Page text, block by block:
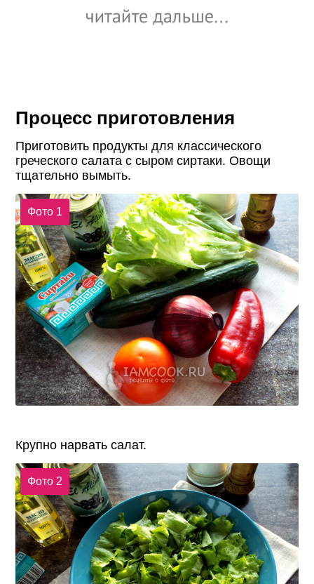
Процесс приготовления
Приготовить продукты для классического
греческого салата с сыром сиртаки. Овощи
тщательно вымыть.
Фото 1
Крупно нарвать салат.
Фото 2